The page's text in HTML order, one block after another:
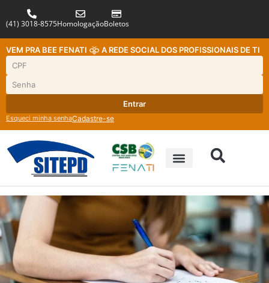
(41) 3018-8575HomologaçãoBoletos
VEM PRA BEE FENATI A REDE SOCIAL DOS PROFISSIONAIS DE TI
Entrar
Esqueci minha senhaCadastre-se